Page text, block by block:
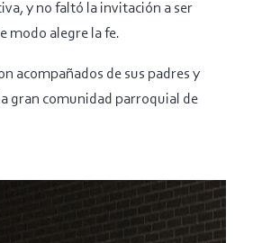
y no faltó la invitación a ser
modo alegre la fe.
acompañados de sus padres y
gran comunidad parroquial de